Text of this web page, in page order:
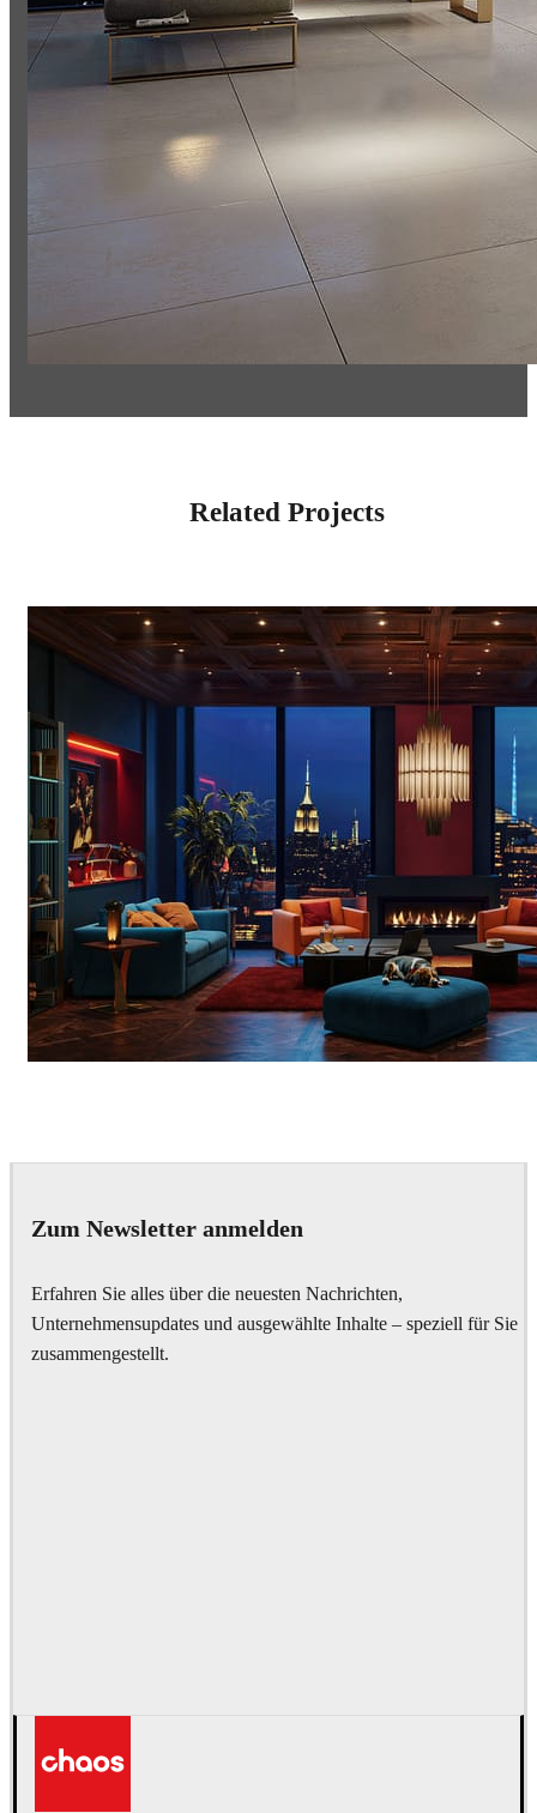
Related Projects
Zum Newsletter anmelden
Erfahren Sie alles über die neuesten Nachrichten,
Unternehmensupdates und ausgewählte Inhalte – speziell für Sie
zusammengestellt.